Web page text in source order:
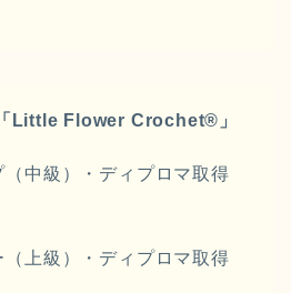
Little Flower Crochet®️」
（中級）・ディプロマ取得
（上級）・ディプロマ取得